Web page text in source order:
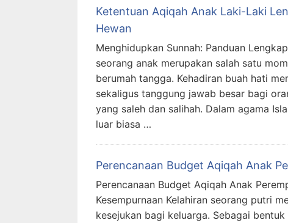
Ketentuan Aqiqah Anak Laki-Laki
Hewan
Menghidupkan Sunnah: Panduan
seorang anak merupakan salah satu
berumah tangga. Kehadiran buah hati
sekaligus tanggung jawab besar bagi
yang saleh dan salihah. Dalam agama
luar biasa …
Perencanaan Budget Aqiqah Anak
Perencanaan Budget Aqiqah Anak
Kesempurnaan Kelahiran seorang putri
kesejukan bagi keluarga. Sebagai